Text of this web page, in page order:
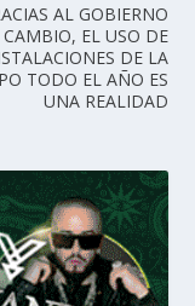
AL GOBIERNO
EL USO DE
DE LA
TODO EL AÑO ES
UNA REALIDAD